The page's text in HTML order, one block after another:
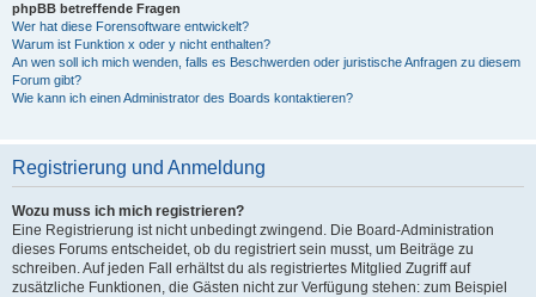
phpBB betreffende Fragen
Wer hat diese Forensoftware entwickelt?
Warum ist Funktion x oder y nicht enthalten?
An wen soll ich mich wenden, falls es Beschwerden oder juristische Anfragen zu diesem
Forum gibt?
Wie kann ich einen Administrator des Boards kontaktieren?
Registrierung und Anmeldung
Wozu muss ich mich registrieren?
Eine Registrierung ist nicht unbedingt zwingend. Die Board-Administration
dieses Forums entscheidet, ob du registriert sein musst, um Beiträge zu
schreiben. Auf jeden Fall erhältst du als registriertes Mitglied Zugriff auf
zusätzliche Funktionen, die Gästen nicht zur Verfügung stehen: zum Beispiel